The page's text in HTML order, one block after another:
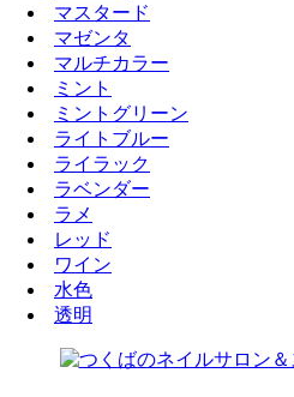
マスタード
マゼンタ
マルチカラー
ミント
ミントグリーン
ライトブルー
ライラック
ラベンダー
ラメ
レッド
ワイン
水色
透明